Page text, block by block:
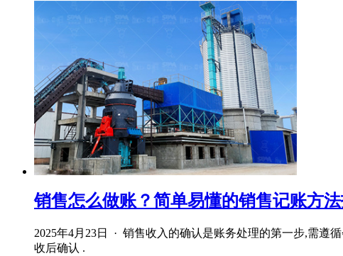
销售怎么做账？简单易懂的销售记账方
2025年4月23日 · 销售收入的确认是账务处理的第一步,需遵
收后确认 .